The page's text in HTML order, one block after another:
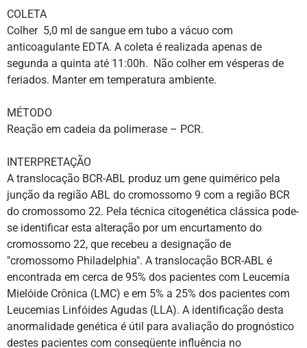
COLETA
Colher 5,0 ml de sangue em tubo a vácuo com
anticoagulante EDTA. A coleta é realizada apenas de
segunda a quinta até 11:00h. Não colher em vésperas de
feriados. Manter em temperatura ambiente.
MÉTODO
Reação em cadeia da polimerase – PCR.
INTERPRETAÇÃO
A translocação BCR-ABL produz um gene quimérico pela
junção da região ABL do cromossomo 9 com a região BCR
do cromossomo 22. Pela técnica citogenética clássica pode-
se identificar esta alteração por um encurtamento do
cromossomo 22, que recebeu a designação de
"cromossomo Philadelphia". A translocação BCR-ABL é
encontrada em cerca de 95% dos pacientes com Leucemia
Mielóide Crônica (LMC) e em 5% a 25% dos pacientes com
Leucemias Linfóides Agudas (LLA). A identificação desta
anormalidade genética é útil para avaliação do prognóstico
destes pacientes com conseqüente influência no